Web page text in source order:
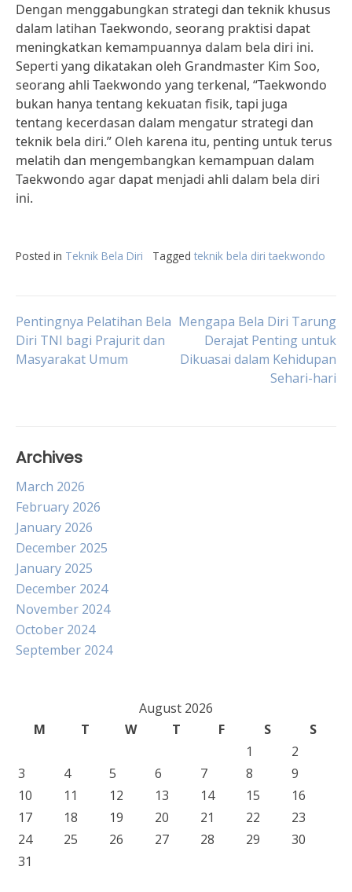
Dengan menggabungkan strategi dan teknik khusus
dalam latihan Taekwondo, seorang praktisi dapat
meningkatkan kemampuannya dalam bela diri ini.
Seperti yang dikatakan oleh Grandmaster Kim Soo,
seorang ahli Taekwondo yang terkenal, “Taekwondo
bukan hanya tentang kekuatan fisik, tapi juga
tentang kecerdasan dalam mengatur strategi dan
teknik bela diri.” Oleh karena itu, penting untuk terus
melatih dan mengembangkan kemampuan dalam
Taekwondo agar dapat menjadi ahli dalam bela diri
ini.
Posted in Teknik Bela Diri Tagged teknik bela diri taekwondo
Post
navigation
Pentingnya Pelatihan Bela
Diri TNI bagi Prajurit dan
Masyarakat Umum
Mengapa Bela Diri Tarung
Derajat Penting untuk
Dikuasai dalam Kehidupan
Sehari-hari
Archives
March 2026
February 2026
January 2026
December 2025
January 2025
December 2024
November 2024
October 2024
September 2024
August 2026
M
T W T F S
S
1
2
3
4 5 6 7 8
9
10
11 12 13 14 15
16
17
18 19 20 21 22
23
24
25 26 27 28 29
30
31